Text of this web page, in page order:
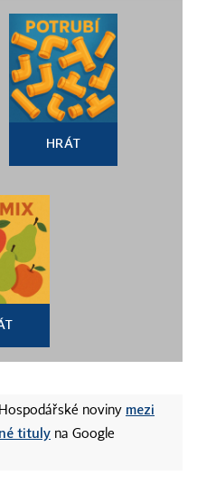
HRÁT
noviny mezi
tituly na Google